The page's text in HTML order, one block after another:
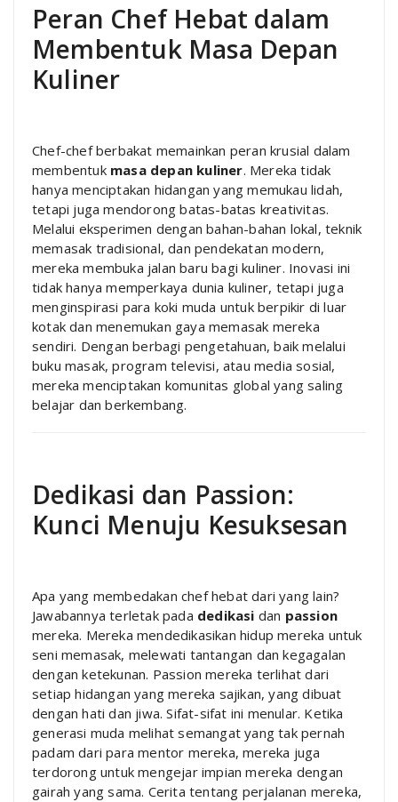
Peran Chef Hebat dalam
Membentuk Masa Depan
Kuliner
Chef-chef berbakat memainkan peran krusial dalam
membentuk masa depan kuliner. Mereka tidak
hanya menciptakan hidangan yang memukau lidah,
tetapi juga mendorong batas-batas kreativitas.
Melalui eksperimen dengan bahan-bahan lokal, teknik
memasak tradisional, dan pendekatan modern,
mereka membuka jalan baru bagi kuliner. Inovasi ini
tidak hanya memperkaya dunia kuliner, tetapi juga
menginspirasi para koki muda untuk berpikir di luar
kotak dan menemukan gaya memasak mereka
sendiri. Dengan berbagi pengetahuan, baik melalui
buku masak, program televisi, atau media sosial,
mereka menciptakan komunitas global yang saling
belajar dan berkembang.
Dedikasi dan Passion:
Kunci Menuju Kesuksesan
Apa yang membedakan chef hebat dari yang lain?
Jawabannya terletak pada dedikasi dan passion
mereka. Mereka mendedikasikan hidup mereka untuk
seni memasak, melewati tantangan dan kegagalan
dengan ketekunan. Passion mereka terlihat dari
setiap hidangan yang mereka sajikan, yang dibuat
dengan hati dan jiwa. Sifat-sifat ini menular. Ketika
generasi muda melihat semangat yang tak pernah
padam dari para mentor mereka, mereka juga
terdorong untuk mengejar impian mereka dengan
gairah yang sama. Cerita tentang perjalanan mereka,